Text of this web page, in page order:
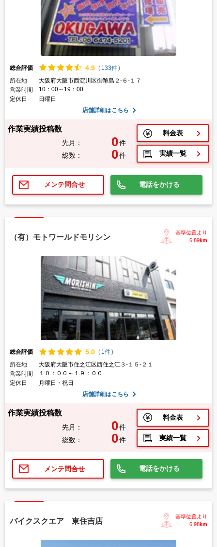
総合評価 4.9 ( 133件)
所在地
大阪府大阪市西淀川区御幣島２-６-１７
営業時間
10：00～19：00
定休日
日曜日
店舗詳細はこちら
作業実績投稿数
先月： 0件
総数：
0件
料金表
実績一覧
メンテ問合せ 電話をかける
（有）モトワールドモリシン
基準位置より
6.89km
総合評価 5.0 ( 1件)
所在地
大阪府大阪市住之江区西住之江３-１５-２１
営業時間
１０：００～１９：００
定休日
月曜日・祝日
店舗詳細はこちら
作業実績投稿数
先月： 0件
総数：
0件
料金表
実績一覧
メンテ問合せ 電話をかける
バイクスクエア 東住吉店
基準位置より
6.98km